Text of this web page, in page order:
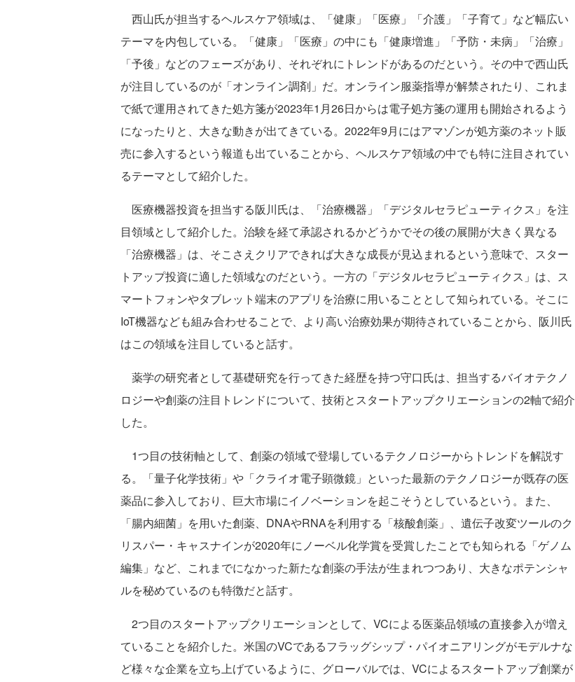
西山氏が担当するヘルスケア領域は、「健康」「医療」「介護」「子育て」など幅広い
テーマを内包している。「健康」「医療」の中にも「健康増進」「予防・未病」「治療」
「予後」などのフェーズがあり、それぞれにトレンドがあるのだという。その中で西山氏
が注目しているのが「オンライン調剤」だ。オンライン服薬指導が解禁されたり、これま
で紙で運用されてきた処方箋が2023年1月26日からは電子処方箋の運用も開始されるよう
になったりと、大きな動きが出てきている。2022年9月にはアマゾンが処方薬のネット販
売に参入するという報道も出ていることから、ヘルスケア領域の中でも特に注目されてい
るテーマとして紹介した。
医療機器投資を担当する阪川氏は、「治療機器」「デジタルセラピューティクス」を注
目領域として紹介した。治験を経て承認されるかどうかでその後の展開が大きく異なる
「治療機器」は、そこさえクリアできれば大きな成長が見込まれるという意味で、スター
トアップ投資に適した領域なのだという。一方の「デジタルセラピューティクス」は、ス
マートフォンやタブレット端末のアプリを治療に用いることとして知られている。そこに
IoT機器なども組み合わせることで、より高い治療効果が期待されていることから、阪川氏
はこの領域を注目していると話す。
薬学の研究者として基礎研究を行ってきた経歴を持つ守口氏は、担当するバイオテクノ
ロジーや創薬の注目トレンドについて、技術とスタートアップクリエーションの2軸で紹介
した。
1つ目の技術軸として、創薬の領域で登場しているテクノロジーからトレンドを解説す
る。「量子化学技術」や「クライオ電子顕微鏡」といった最新のテクノロジーが既存の医
薬品に参入しており、巨大市場にイノベーションを起こそうとしているという。また、
「腸内細菌」を用いた創薬、DNAやRNAを利用する「核酸創薬」、遺伝子改変ツールのク
リスパー・キャスナインが2020年にノーベル化学賞を受賞したことでも知られる「ゲノム
編集」など、これまでになかった新たな創薬の手法が生まれつつあり、大きなポテンシャ
ルを秘めているのも特徴だと話す。
2つ目のスタートアップクリエーションとして、VCによる医薬品領域の直接参入が増え
ていることを紹介した。米国のVCであるフラッグシップ・パイオニアリングがモデルナな
ど様々な企業を立ち上げているように、グローバルでは、VCによるスタートアップ創業が